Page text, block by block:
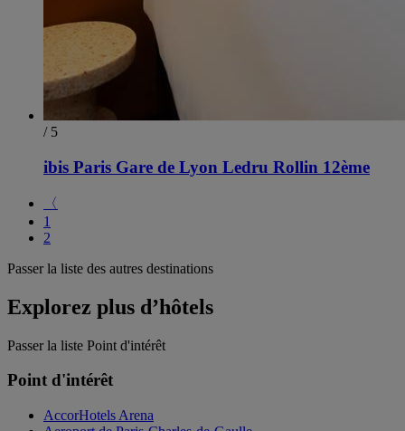
/ 5
ibis Paris Gare de Lyon Ledru Rollin 12ème
〈
1
2
Passer la liste des autres destinations
Explorez plus d’hôtels
Passer la liste Point d'intérêt
Point d'intérêt
AccorHotels Arena